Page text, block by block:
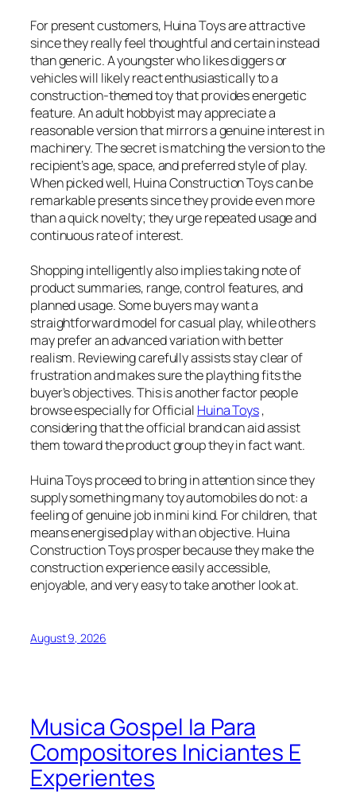
For present customers, Huina Toys are attractive
since they really feel thoughtful and certain instead
than generic. A youngster who likes diggers or
vehicles will likely react enthusiastically to a
construction-themed toy that provides energetic
feature. An adult hobbyist may appreciate a
reasonable version that mirrors a genuine interest in
machinery. The secret is matching the version to the
recipient’s age, space, and preferred style of play.
When picked well, Huina Construction Toys can be
remarkable presents since they provide even more
than a quick novelty; they urge repeated usage and
continuous rate of interest.
Shopping intelligently also implies taking note of
product summaries, range, control features, and
planned usage. Some buyers may want a
straightforward model for casual play, while others
may prefer an advanced variation with better
realism. Reviewing carefully assists stay clear of
frustration and makes sure the plaything fits the
buyer’s objectives. This is another factor people
browse especially for Official Huina Toys,
considering that the official brand can aid assist
them toward the product group they in fact want.
Huina Toys proceed to bring in attention since they
supply something many toy automobiles do not: a
feeling of genuine job in mini kind. For children, that
means energised play with an objective. Huina
Construction Toys prosper because they make the
construction experience easily accessible,
enjoyable, and very easy to take another look at.
August 9, 2026
Musica Gospel Ia Para
Compositores Iniciantes E
Experientes